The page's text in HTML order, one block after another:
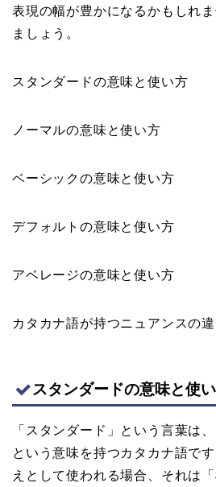
表現の幅が豊かになるかもしれ
ましょう。
スタンダードの意味と使い方
ノーマルの意味と使い方
ベーシックの意味と使い方
デフォルトの意味と使い方
アベレージの意味と使い方
カタカナ語が持つニュアンスの
スタンダードの意味と使
「スタンダード」という言葉は
という意味を持つカタカナ語で
えとして使われる場合、それは